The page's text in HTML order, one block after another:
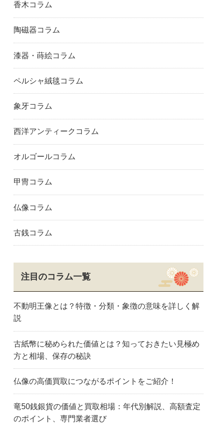
香木コラム
陶磁器コラム
漆器・蒔絵コラム
ペルシャ絨毯コラム
象牙コラム
西洋アンティークコラム
オルゴールコラム
甲冑コラム
仏像コラム
古銭コラム
注目のコラム一覧
不動明王像とは？特徴・分類・象徴の意味を詳しく解
説
古紙幣に秘められた価値とは？知っておきたい見極め
方と相場、保存の秘訣
仏像の高価買取につながるポイントをご紹介！
竜50銭銀貨の価値と買取相場：年代別解説、高額査定
のポイント、専門業者選び